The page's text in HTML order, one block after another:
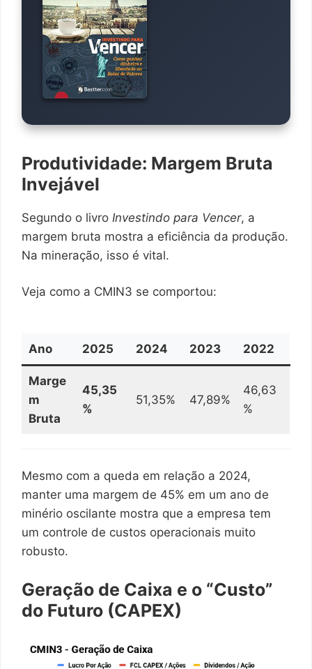
Produtividade: Margem Bruta
Invejável
Segundo o livro Investindo para Vencer, a
margem bruta mostra a eficiência da produção.
Na mineração, isso é vital.
Veja como a CMIN3 se comportou:
Ano 2025 2024 2023 2022
Marge
m
Bruta
45,35
%
51,35% 47,89%
46,63
%
Mesmo com a queda em relação a 2024,
manter uma margem de 45% em um ano de
minério oscilante mostra que a empresa tem
um controle de custos operacionais muito
robusto.
Geração de Caixa e o “Custo”
do Futuro (CAPEX)